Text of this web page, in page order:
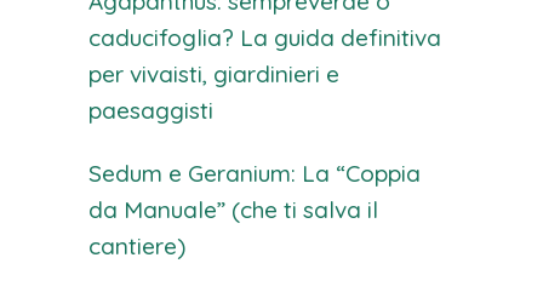
caducifoglia? La guida definitiva
per vivaisti, giardinieri e
paesaggisti
Sedum e Geranium: La “Coppia
da Manuale” (che ti salva il
cantiere)